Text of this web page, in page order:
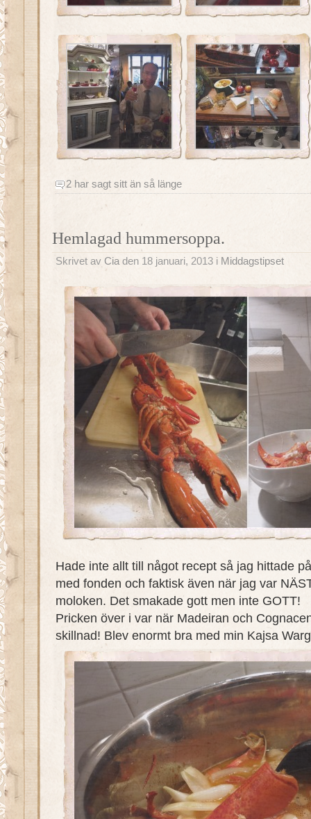
2 har sagt sitt än så länge
Hemlagad hummersoppa.
Skrivet av Cia den 18 januari, 2013 i Middagstipset
Hade inte allt till något recept så jag hittade
med fonden och faktisk även när jag var
moloken. Det smakade gott men inte GOTT!
Pricken över i var när Madeiran och
skillnad! Blev enormt bra med min Kajsa